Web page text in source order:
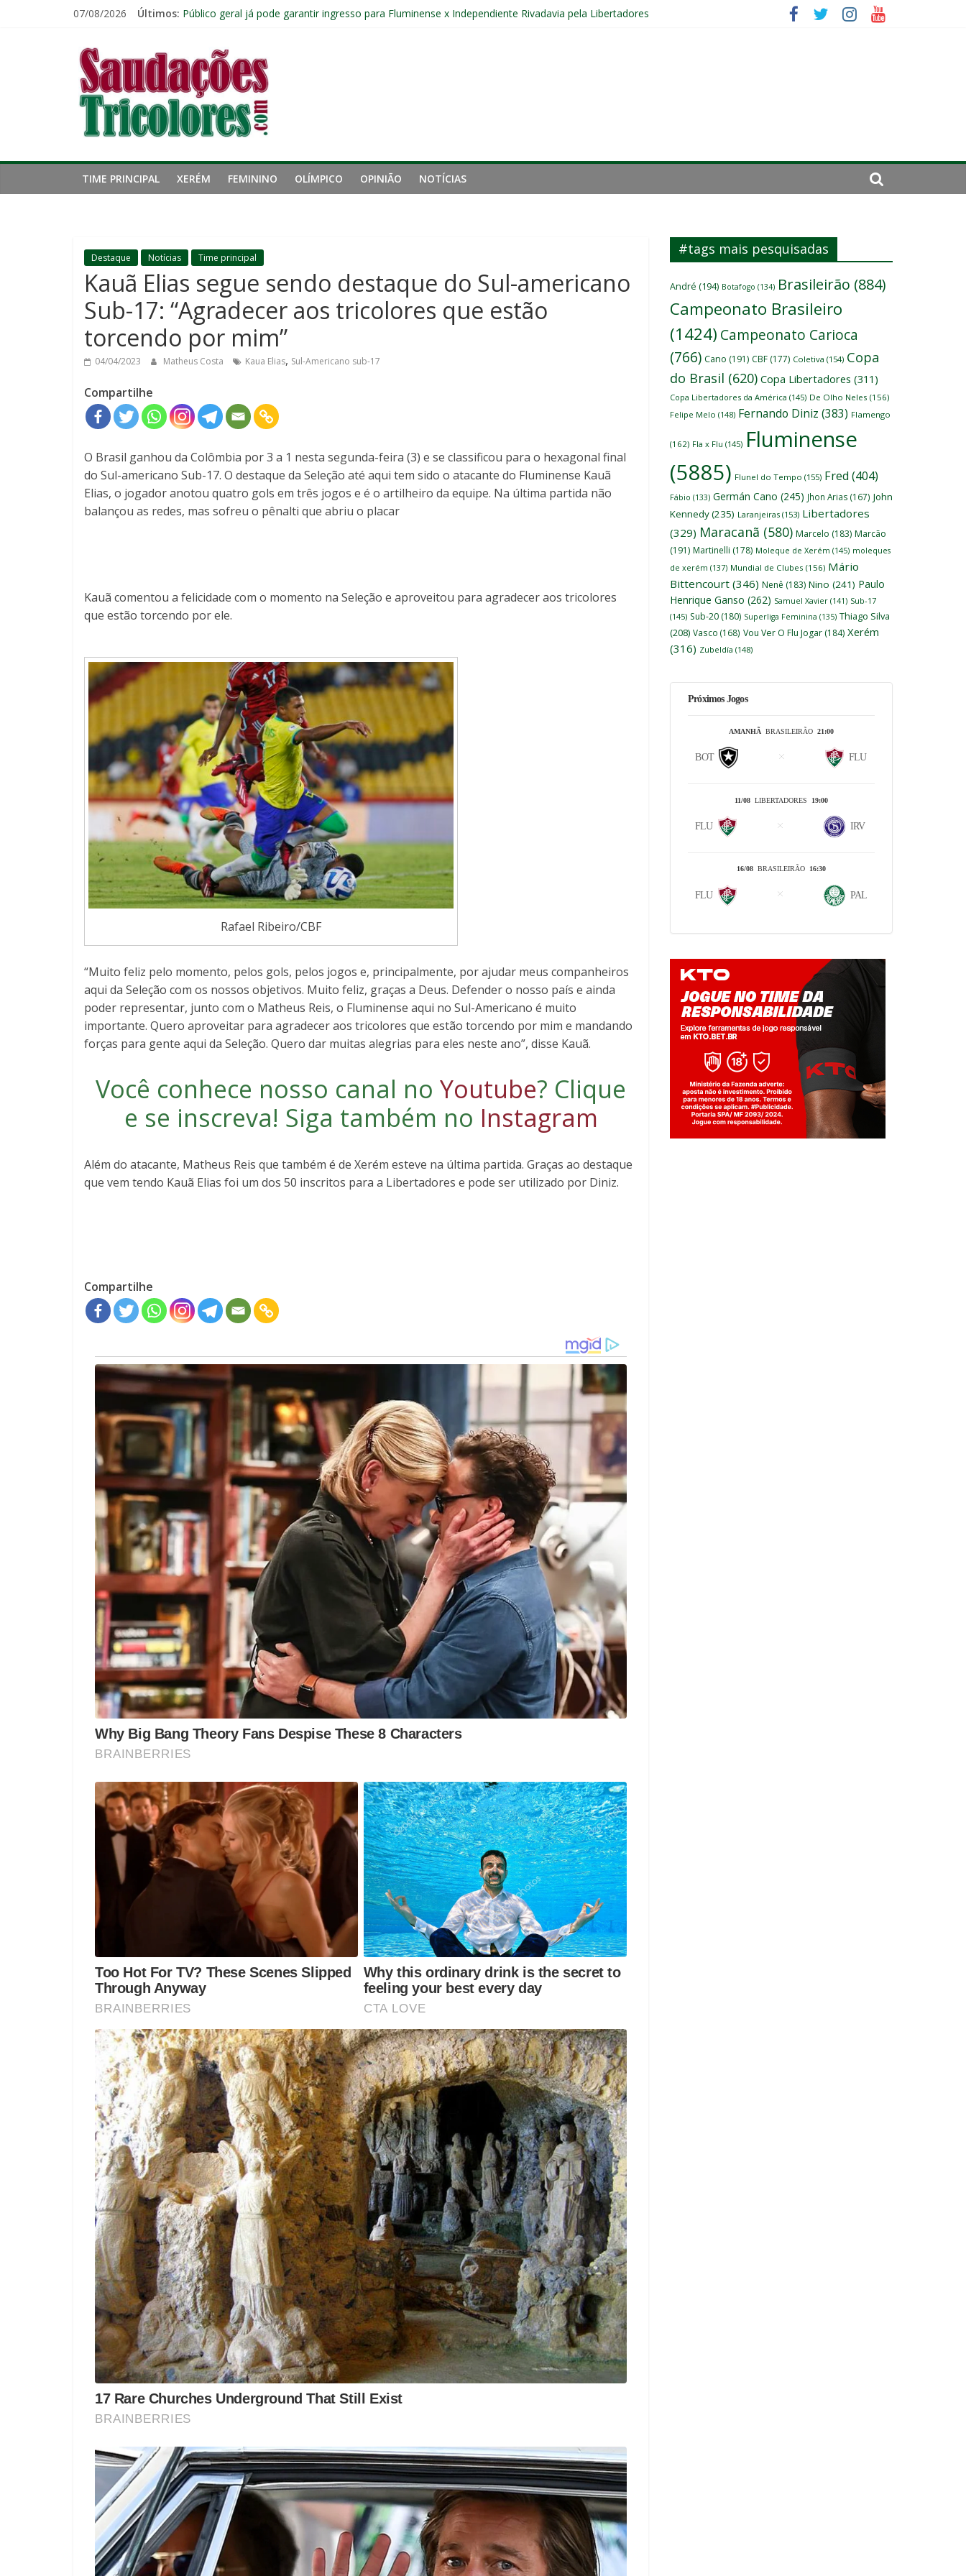
07/08/2026 Últimos: Público geral já pode garantir ingresso para Fluminense x Independiente Rivadavia pela Libertadores
Fluminense chega ao prazo final da Libertadores com apenas duas contratações e sete saídas no elenco
Ventos fortes adiam clássico entre Fluminense e Botafogo pelo Campeonato Brasileiro Feminino
Saudações
Tricolores
TIME PRINCIPAL XERÉM FEMININO OLÍMPICO OPINIÃO NOTÍCIAS
Destaque Notícias Time principal
Kauã Elias segue sendo destaque do Sul-americano
Sub-17: “Agradecer aos tricolores que estão
torcendo por mim”
04/04/2023 Matheus Costa Kaua Elias, Sul-Americano sub-17
Compartilhe
O Brasil ganhou da Colômbia por 3 a 1 nesta segunda-feira (3) e se classificou para o hexagonal final
do Sul-americano Sub-17. O destaque da Seleção até aqui tem sido o atacante do Fluminense Kauã
Elias, o jogador anotou quatro gols em três jogos e é o artilheiro da equipe. Na última partida não
balançou as redes, mas sofreu o pênalti que abriu o placar
Kauã comentou a felicidade com o momento na Seleção e aproveitou para agradecer aos tricolores
que estão torcendo por ele.
Rafael Ribeiro/CBF
“Muito feliz pelo momento, pelos gols, pelos jogos e, principalmente, por ajudar meus companheiros
aqui da Seleção com os nossos objetivos. Muito feliz, graças a Deus. Defender o nosso país e ainda
poder representar, junto com o Matheus Reis, o Fluminense aqui no Sul-Americano é muito
importante. Quero aproveitar para agradecer aos tricolores que estão torcendo por mim e mandando
forças para gente aqui da Seleção. Quero dar muitas alegrias para eles neste ano”, disse Kauã.
Você conhece nosso canal no Youtube? Clique
e se inscreva! Siga também no Instagram
Além do atacante, Matheus Reis que também é de Xerém esteve na última partida. Graças ao destaque
que vem tendo Kauã Elias foi um dos 50 inscritos para a Libertadores e pode ser utilizado por Diniz.
Compartilhe
#tags mais pesquisadas
André (194) Botafogo (134) Brasileirão (884)
Campeonato Brasileiro
(1424) Campeonato Carioca
(766) Cano (191) CBF (177) Coletiva (154) Copa
do Brasil (620) Copa Libertadores (311)
Copa Libertadores da América (145) De Olho Neles (156)
Felipe Melo (148) Fernando Diniz (383) Flamengo
(162) Fla x Flu (145) Fluminense
(5885) Flunel do Tempo (155) Fred (404)
Fábio (133) Germán Cano (245) Jhon Arias (167) John
Kennedy(235) Laranjeiras (153) Libertadores
(329) Maracanã (580) Marcelo (183) Marcão
(191) Martinelli (178) Moleque de Xerém (145) moleques
de xerém (137) Mundial de Clubes (156) Mário
Bittencourt (346) Nenê (183) Nino (241) Paulo
Henrique Ganso (262) Samuel Xavier (141) Sub-17
(145) Sub-20 (180) Superliga Feminina (135) Thiago Silva
(208) Vasco (168) Vou Ver O Flu Jogar (184) Xerém
(316) Zubeldía (148)
Próximos Jogos
AMANHÃ BRASILEIRÃO 21:00
BOT FLU
11/08 LIBERTADORES 19:00
FLU IRV
16/08 BRASILEIRÃO 16:30
FLU PAL
Jogue com responsabilidade. 18+